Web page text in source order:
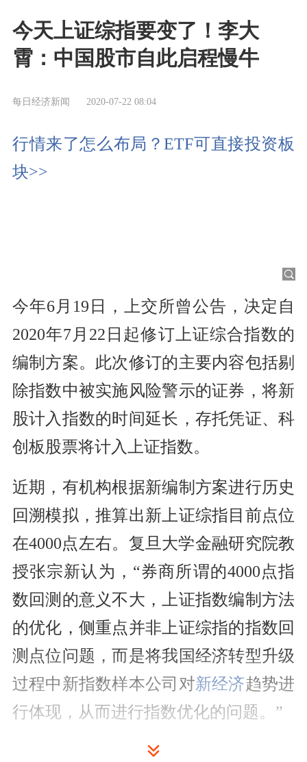
今天上证综指要变了！李大
霄：中国股市自此启程慢牛
每日经济新闻 2020-07-22 08:04
行情来了怎么布局？ETF可直接投资板
块>>
今年6月19日，上交所曾公告，决定自
2020年7月22日起修订上证综合指数的
编制方案。此次修订的主要内容包括剔
除指数中被实施风险警示的证券，将新
股计入指数的时间延长，存托凭证、科
创板股票将计入上证指数。
近期，有机构根据新编制方案进行历史
回溯模拟，推算出新上证综指目前点位
在4000点左右。复旦大学金融研究院教
授张宗新认为，“券商所谓的4000点指
数回测的意义不大，上证指数编制方法
的优化，侧重点并非上证综指的指数回
测点位问题，而是将我国经济转型升级
过程中新指数样本公司对新经济趋势进
行体现，从而进行指数优化的问题。”
上证指数编制方案今日修订